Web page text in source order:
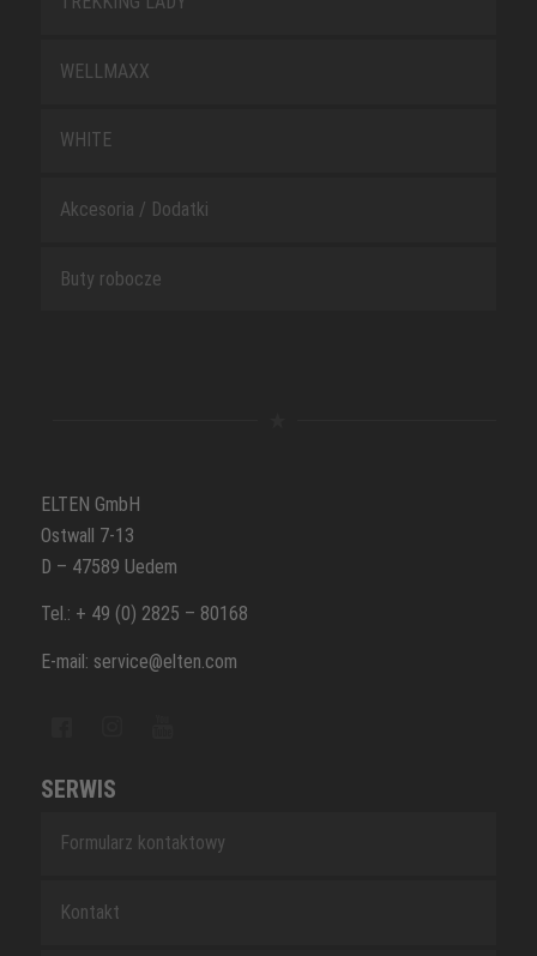
WELLMAXX
WHITE
Akcesoria / Dodatki
Buty robocze
ELTEN GmbH
Ostwall 7-13
D – 47589 Uedem
Tel.: + 49 (0) 2825 – 80168
E-mail: service@elten.com
SERWIS
Formularz kontaktowy
Kontakt